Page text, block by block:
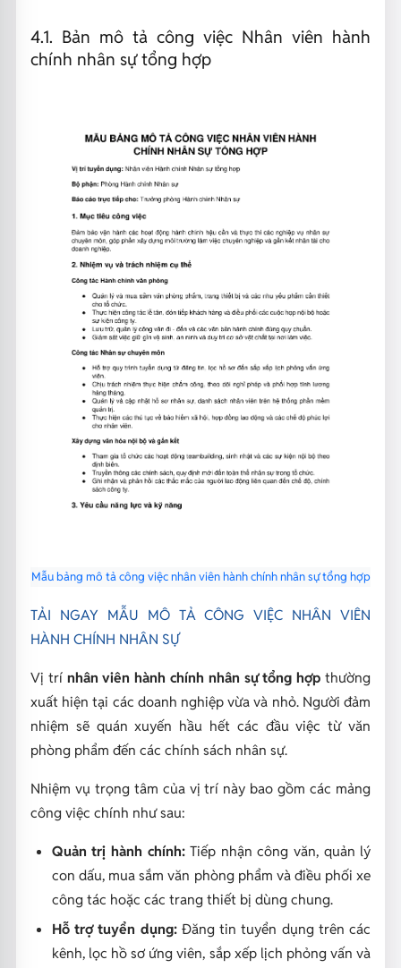
4.1. Bản mô tả công việc Nhân viên hành
chính nhân sự tổng hợp
Mẫu bảng mô tả công việc nhân viên hành chính nhân sự tổng hợp
TẢI NGAY MẪU MÔ TẢ CÔNG VIỆC NHÂN VIÊN
HÀNH CHÍNH NHÂN SỰ
Vị trí nhân viên hành chính nhân sự tổng hợp thường
xuất hiện tại các doanh nghiệp vừa và nhỏ. Người đảm
nhiệm sẽ quán xuyến hầu hết các đầu việc từ văn
phòng phẩm đến các chính sách nhân sự.
Nhiệm vụ trọng tâm của vị trí này bao gồm các mảng
công việc chính như sau:
Quản trị hành chính:Tiếp nhận công văn, quản lý
con dấu, mua sắm văn phòng phẩm và điều phối xe
công tác hoặc các trang thiết bị dùng chung.
Hỗ trợ tuyển dụng:Đăng tin tuyển dụng trên các
kênh, lọc hồ sơ ứng viên, sắp xếp lịch phỏng vấn và